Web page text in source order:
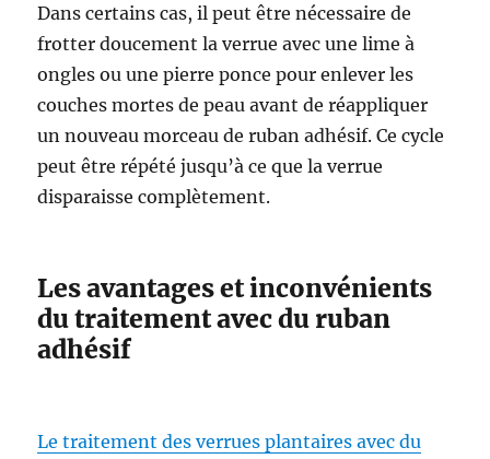
Dans certains cas, il peut être nécessaire de
frotter doucement la verrue avec une lime à
ongles ou une pierre ponce pour enlever les
couches mortes de peau avant de réappliquer
un nouveau morceau de ruban adhésif. Ce cycle
peut être répété jusqu’à ce que la verrue
disparaisse complètement.
Les avantages et inconvénients
du traitement avec du ruban
adhésif
Le traitement des verrues plantaires avec du